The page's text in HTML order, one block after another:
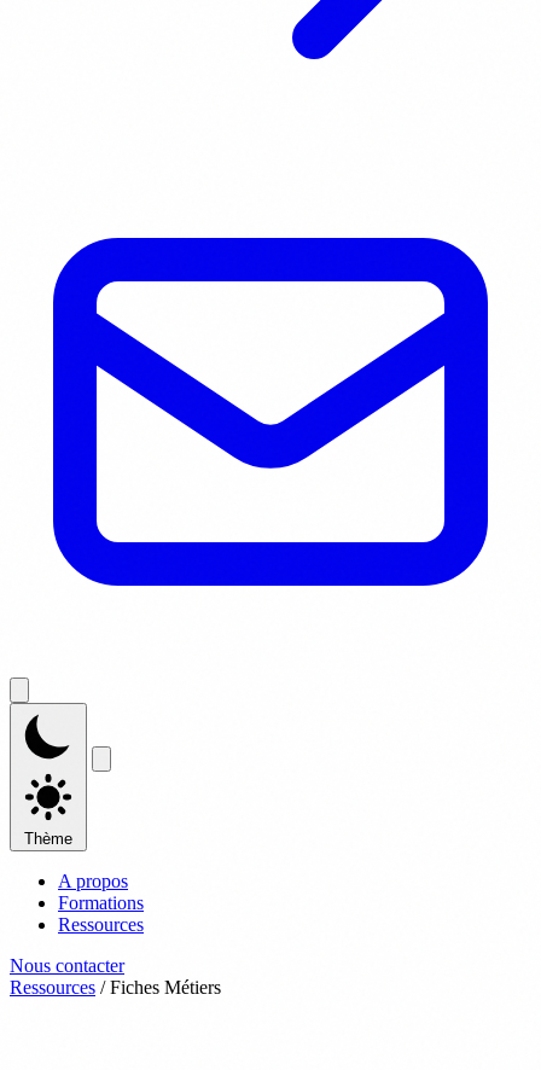
Thème
A propos
Formations
Ressources
Nous contacter
Ressources / Fiches Métiers